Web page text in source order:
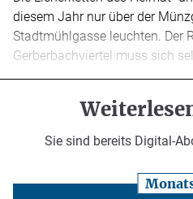
diesem Jahr nur über der
Stadtmühlgasse leuchten. Der
Gerberbachviertel muss sich
Sie sind bereits Digital-